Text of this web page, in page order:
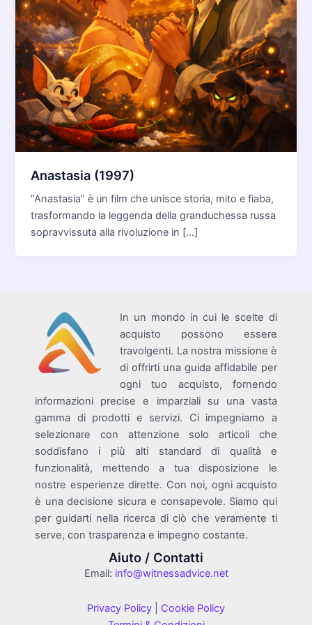
Anastasia (1997)
“Anastasia” è un film che unisce storia, mito e fiaba,
trasformando la leggenda della granduchessa russa
sopravvissuta alla rivoluzione in […]
In un mondo in cui le scelte di
acquisto possono essere
travolgenti. La nostra missione è
di offrirti una guida affidabile per
ogni tuo acquisto, fornendo
informazioni precise e imparziali su una vasta
gamma di prodotti e servizi. Ci impegniamo a
selezionare con attenzione solo articoli che
soddisfano i più alti standard di qualità e
funzionalità, mettendo a tua disposizione le
nostre esperienze dirette. Con noi, ogni acquisto
è una decisione sicura e consapevole. Siamo qui
per guidarti nella ricerca di ciò che veramente ti
serve, con trasparenza e impegno costante.
Aiuto / Contatti
Email: info@witnessadvice.net
Privacy Policy
Cookie Policy